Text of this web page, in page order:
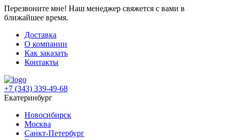
Перезвоните мне! Наш менеджер свяжется с вами в
ближайшее время.
Доставка
О компании
Как заказать
Контакты
+7 (343) 339-49-68
Екатеринбург
Новосибирск
Москва
Санкт-Петербург